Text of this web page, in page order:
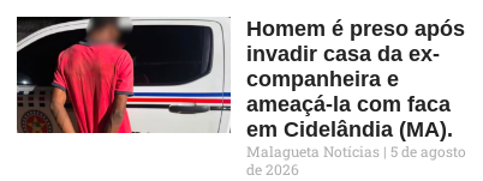
Homem é preso após
invadir casa da ex-
companheira e
ameaçá-la com faca
em Cidelândia (MA).
Malagueta Notícias 5 de agosto
de 2026